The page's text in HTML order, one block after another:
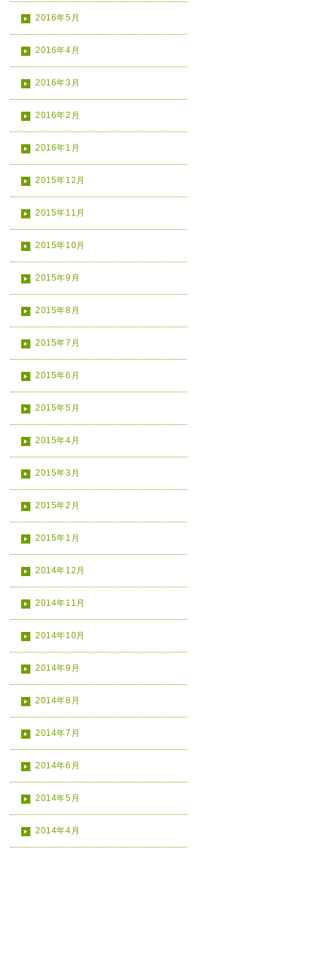
2016年5月
2016年4月
2016年3月
2016年2月
2016年1月
2015年12月
2015年11月
2015年10月
2015年9月
2015年8月
2015年7月
2015年6月
2015年5月
2015年4月
2015年3月
2015年2月
2015年1月
2014年12月
2014年11月
2014年10月
2014年9月
2014年8月
2014年7月
2014年6月
2014年5月
2014年4月